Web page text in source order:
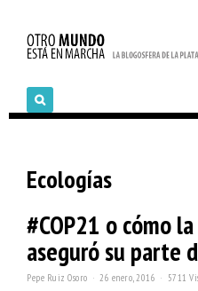
Ecologías
#COP21 o cómo
aseguró su parte
Pepe Ruiz Osoro 26 enero, 2016 5711